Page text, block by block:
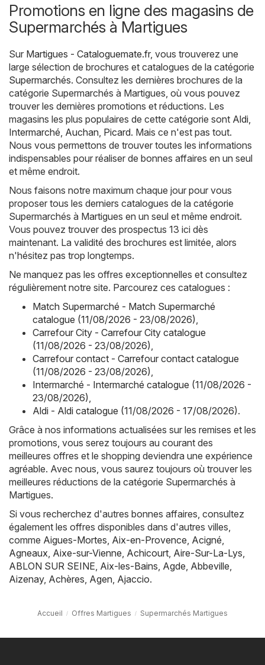
Promotions en ligne des magasins de
Supermarchés à Martigues
Sur Martigues - Cataloguemate.fr, vous trouverez une
large sélection de brochures et catalogues de la catégorie
Supermarchés. Consultez les dernières brochures de la
catégorie Supermarchés à Martigues, où vous pouvez
trouver les dernières promotions et réductions. Les
magasins les plus populaires de cette catégorie sont Aldi
Intermarché Auchan Picard. Mais ce n'est pas tout.
Nous vous permettons de trouver toutes les informations
indispensables pour réaliser de bonnes affaires en un seul
et même endroit.
Nous faisons notre maximum chaque jour pour vous
proposer tous les derniers catalogues de la catégorie
Supermarchés à Martigues en un seul et même endroit.
Vous pouvez trouver des prospectus 13 ici dès
maintenant. La validité des brochures est limitée, alors
n'hésitez pas trop longtemps.
Ne manquez pas les offres exceptionnelles et consultez
régulièrement notre site. Parcourez ces catalogues :
Match Supermarché - Match Supermarché
catalogue (11/08/2026 - 23/08/2026)
Carrefour City - Carrefour City catalogue
(11/08/2026 - 23/08/2026)
Carrefour contact - Carrefour contact catalogue
(11/08/2026 - 23/08/2026)
Intermarché - Intermarché catalogue (11/08/2026 -
23/08/2026)
Aldi - Aldi catalogue (11/08/2026 - 17/08/2026).
Grâce à nos informations actualisées sur les remises et les
promotions, vous serez toujours au courant des
meilleures offres et le shopping deviendra une expérience
agréable. Avec nous, vous saurez toujours où trouver les
meilleures réductions de la catégorie Supermarchés à
Martigues.
Si vous recherchez d'autres bonnes affaires, consultez
également les offres disponibles dans d'autres villes,
comme Aigues-Mortes Aix-en-Provence Acigné
Agneaux Aixe-sur-Vienne Achicourt Aire-Sur-La-Lys
ABLON SUR SEINE Aix-les-Bains Agde Abbeville
Aizenay, Achères Agen Ajaccio.
Accueil Offres Martigues Supermarchés Martigues